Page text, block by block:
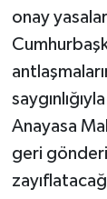
onay
Anayasa
geri